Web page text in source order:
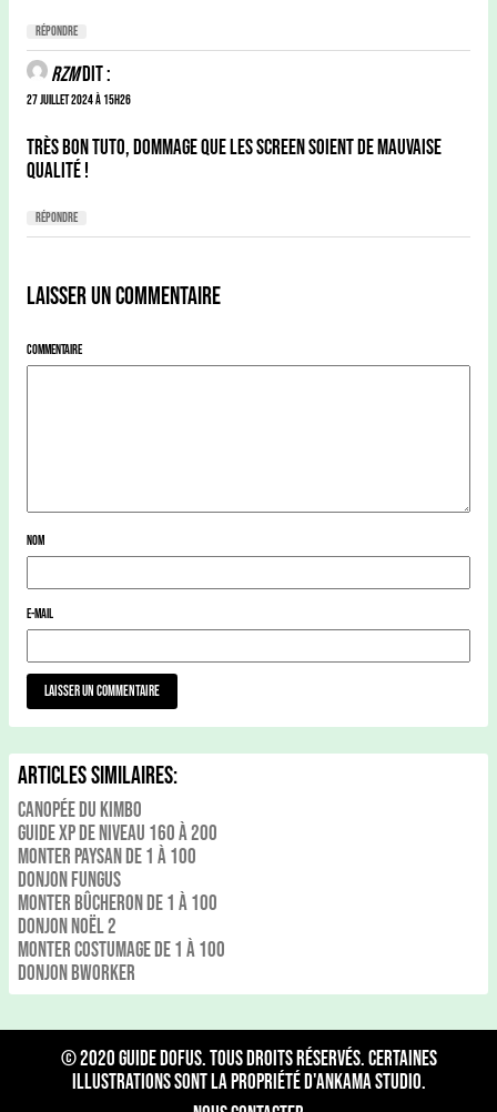
Répondre
rZmdit :
27 juillet 2024 à 15h26
Très bon tuto, dommage que les screen soient de mauvaise
qualité !
Répondre
Laisser un commentaire
Commentaire
Nom
E-mail
Articles Similaires:
Canopée du kimbo
Guide xp de niveau 160 à 200
Monter Paysan de 1 à 100
Donjon Fungus
Monter Bûcheron de 1 à 100
Donjon noël 2
Monter Costumage de 1 à 100
Donjon Bworker
© 2020Guide Dofus. Tous droits réservés. Certaines
illustrations sont la propriété d'Ankama Studio.